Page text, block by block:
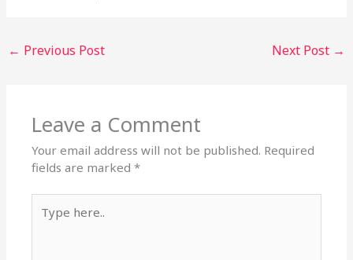
← Previous Post Next Post →
Leave a Comment
Your email address will not be published. Required
fields are marked*
here..